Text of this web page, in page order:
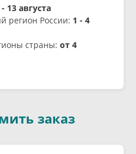
- 13 августа
регион России: 1 - 4
страны: от 4
заказ